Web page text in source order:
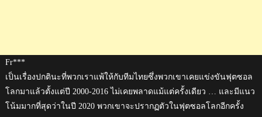
Fr***
เป็นเรื่องปกตินะที่พวกเราแพ้ให้กับทีมไทยซึ่งพวกเขาเคยแข่งขันฟุตซอล
โลกมาแล้วตั้งแต่ปี 2000-2016 ไม่เคยพลาดแม้แต่ครั้งเดียว … และมีแนว
โน้มมากที่สุดว่าในปี 2020 พวกเขาจะปรากฏตัวในฟุตซอลโลกอีกครั้ง